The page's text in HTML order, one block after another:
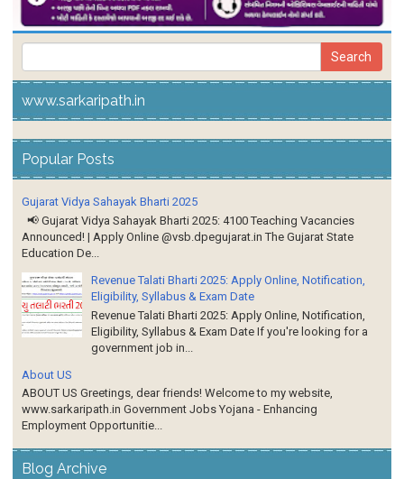
www.sarkaripath.in
Popular Posts
Gujarat Vidya Sahayak Bharti 2025
📢 Gujarat Vidya Sahayak Bharti 2025: 4100 Teaching Vacancies
Announced! | Apply Online @vsb.dpegujarat.in The Gujarat State
Education De...
Revenue Talati Bharti 2025: Apply Online, Notification,
Eligibility, Syllabus & Exam Date
Revenue Talati Bharti 2025: Apply Online, Notification,
Eligibility, Syllabus & Exam Date If you're looking for a
government job in...
About US
ABOUT US Greetings, dear friends! Welcome to my website,
www.sarkaripath.in Government Jobs Yojana - Enhancing
Employment Opportunitie...
Blog Archive